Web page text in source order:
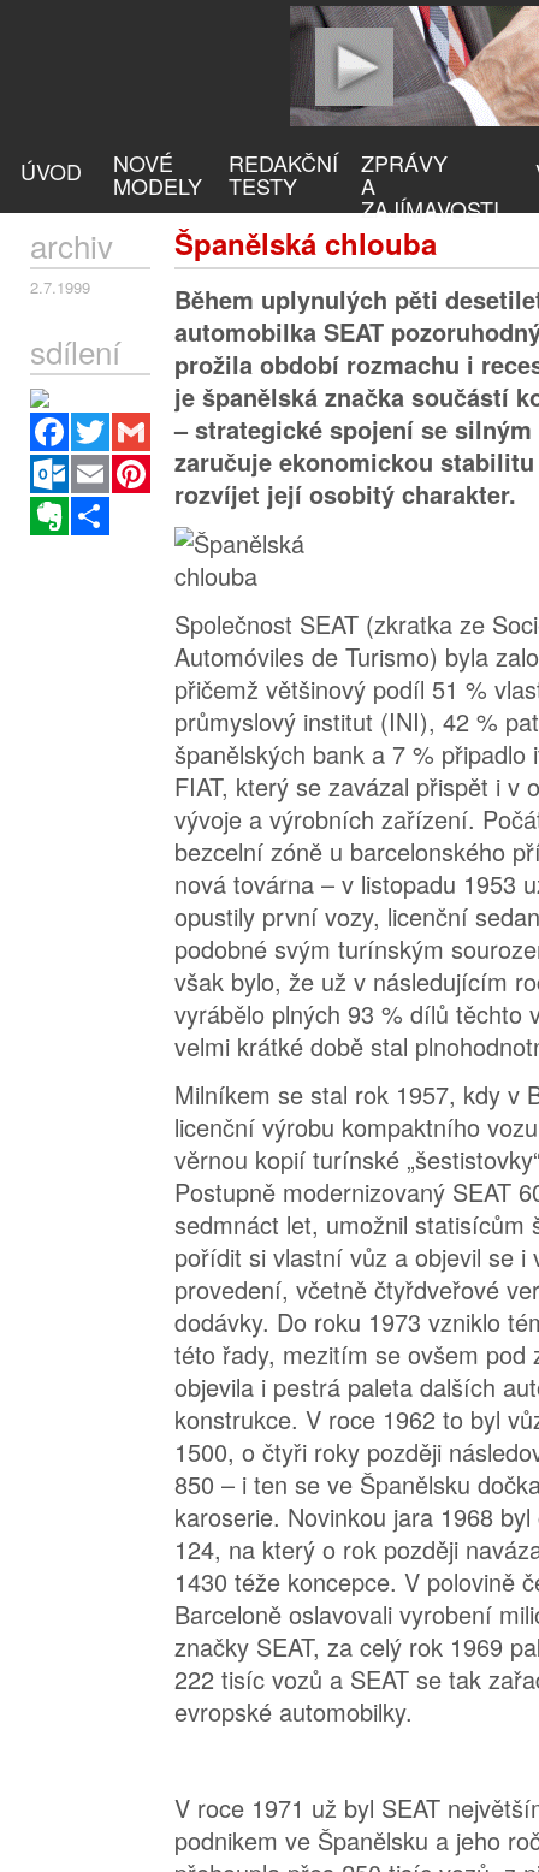
ÚVOD NOVÉ
MODELY
REDAKČNÍ
TESTY
ZPRÁVY
A
ZAJÍMAVOSTI
Španělská chlouba
archiv
2.7.1999
sdílení
Facebook
Twitter
Outlook.com
Email
Pinterest
Evernote
Během uplynulých pěti
automobilka SEAT
prožila období rozmachu i
je španělská značka součástí
– strategické spojení se
zaručuje ekonomickou
rozvíjet její osobitý charakter.
Společnost SEAT (zkratka ze
Automóviles de Turismo) byla
přičemž většinový podíl 51 %
průmyslový institut (INI), 42 %
španělských bank a 7 % připadlo
FIAT, který se zavázal přispět i v
vývoje a výrobních zařízení.
bezcelní zóně u barcelonského
nová továrna – v listopadu 1953
opustily první vozy, licenční
podobné svým turínským
však bylo, že už v následujícím
vyrábělo plných 93 % dílů těchto
velmi krátké době stal
Milníkem se stal rok 1957, kdy v
licenční výrobu kompaktního
věrnou kopií turínské
Postupně modernizovaný SEAT
sedmnáct let, umožnil statisícům
pořídit si vlastní vůz a objevil se i
provedení, včetně čtyřdveřové
dodávky. Do roku 1973 vzniklo
této řady, mezitím se ovšem pod
objevila i pestrá paleta dalších
konstrukce. V roce 1962 to byl
1500, o čtyři roky později
850 – i ten se ve Španělsku
karoserie. Novinkou jara 1968
124, na který o rok později
1430 téže koncepce. V polovině
Barceloně oslavovali vyrobení
značky SEAT, za celý rok 1969
222 tisíc vozů a SEAT se tak
evropské automobilky.
V roce 1971 už byl SEAT
podnikem ve Španělsku a jeho